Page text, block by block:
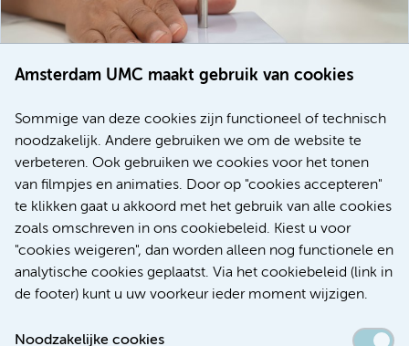
Amsterdam UMC maakt gebruik van cookies
Sommige van deze cookies zijn functioneel of technisch
noodzakelijk. Andere gebruiken we om de website te
verbeteren. Ook gebruiken we cookies voor het tonen
van filmpjes en animaties. Door op "cookies accepteren"
te klikken gaat u akkoord met het gebruik van alle cookies
zoals omschreven in ons cookiebeleid. Kiest u voor
"cookies weigeren", dan worden alleen nog functionele en
analytische cookies geplaatst. Via het cookiebeleid (link in
de footer) kunt u uw voorkeur ieder moment wijzigen.
Noodzakelijke cookies
voor patiënten met alvleesklierkanker verbeteren
Meer